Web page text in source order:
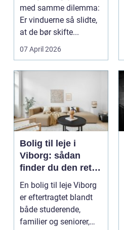
vinduer
med samme dilemma:
Er vinduerne så slidte,
at de bør skifte...
07 April 2026
Bolig til leje i
Viborg: sådan
finder du den rette
lejlighed
En bolig til leje Viborg
er eftertragtet blandt
både studerende,
familier og seniorer,